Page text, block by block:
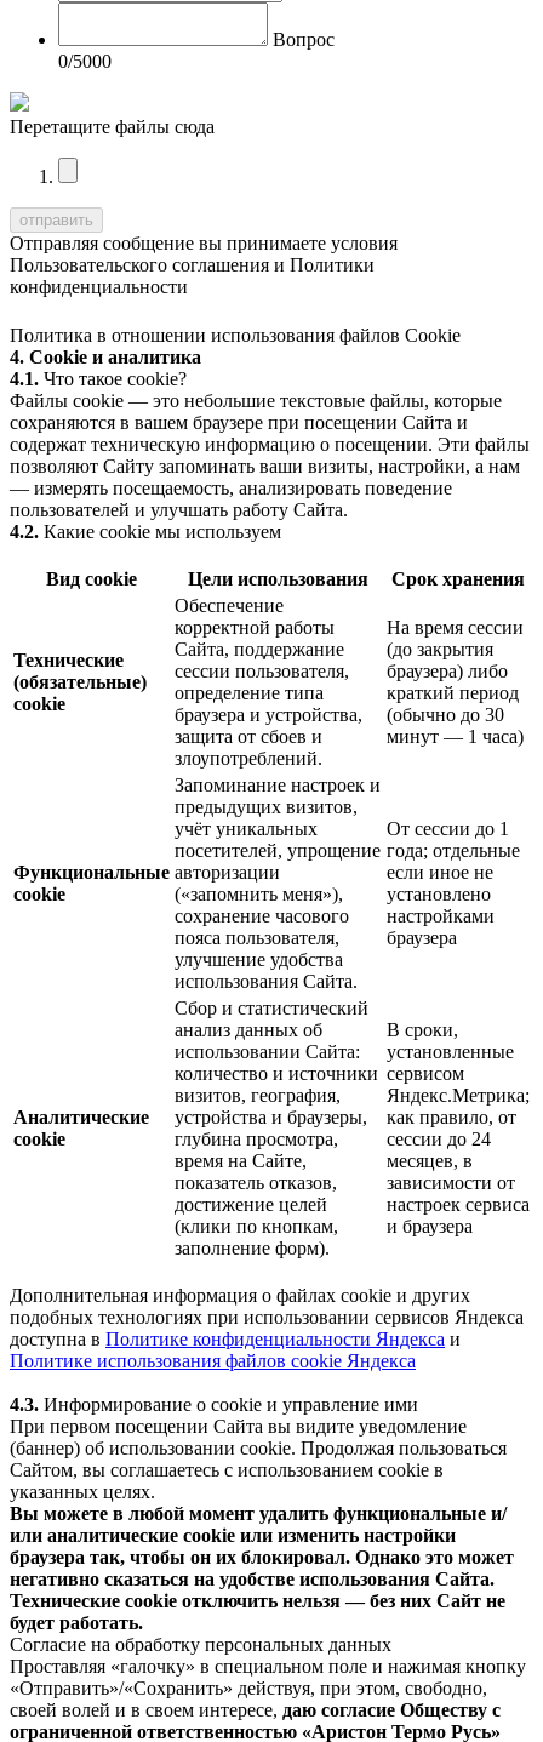
Вопрос
0/5000
Перетащите файлы сюда
Отправляя сообщение вы принимаете условия
Пользовательского соглашения и Политики
конфиденциальности
Политика в отношении использования файлов Cookie
4. Cookie и аналитика
4.1. Что такое cookie?
Файлы cookie — это небольшие текстовые файлы, которые
сохраняются в вашем браузере при посещении Сайта и
содержат техническую информацию о посещении. Эти файлы
позволяют Сайту запоминать ваши визиты, настройки, а нам
— измерять посещаемость, анализировать поведение
пользователей и улучшать работу Сайта.
4.2. Какие cookie мы используем
Вид cookie Цели использования Срок хранения
Технические
(обязательные)
cookie
Обеспечение
корректной работы
Сайта, поддержание
сессии пользователя,
определение типа
браузера и устройства,
защита от сбоев и
злоупотреблений.
На время сессии
(до закрытия
браузера) либо
краткий период
(обычно до 30
минут — 1 часа)
Функциональные
cookie
Запоминание настроек и
предыдущих визитов,
учёт уникальных
посетителей, упрощение
авторизации
(«запомнить меня»),
сохранение часового
пояса пользователя,
улучшение удобства
использования Сайта.
От сессии до 1
года; отдельные
если иное не
установлено
настройками
браузера
Аналитические
cookie
Сбор и статистический
анализ данных об
использовании Сайта:
количество и источники
визитов, география,
устройства и браузеры,
глубина просмотра,
время на Сайте,
показатель отказов,
достижение целей
(клики по кнопкам,
заполнение форм).
В сроки,
установленные
сервисом
Яндекс.Метрика;
как правило, от
сессии до 24
месяцев, в
зависимости от
настроек сервиса
и браузера
Дополнительная информация о файлах cookie и других
подобных технологиях при использовании сервисов Яндекса
доступна в Политике конфиденциальности Яндекса и
Политике использования файлов cookie Яндекса
4.3. Информирование о cookie и управление ими
При первом посещении Сайта вы видите уведомление
(баннер) об использовании cookie. Продолжая пользоваться
Сайтом, вы соглашаетесь с использованием cookie в
указанных целях.
Вы можете в любой момент удалить функциональные и/
или аналитические cookie или изменить настройки
браузера так, чтобы он их блокировал. Однако это может
негативно сказаться на удобстве использования Сайта.
Технические cookie отключить нельзя — без них Сайт не
будет работать.
Согласие на обработку персональных данных
Проставляя «галочку» в специальном поле и нажимая кнопку
«Отправить»/«Сохранить» действуя, при этом, свободно,
своей волей и в своем интересе, даю согласие Обществу с
ограниченной ответственностью «Аристон Термо Русь»